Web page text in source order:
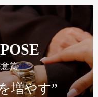
義
増やす”